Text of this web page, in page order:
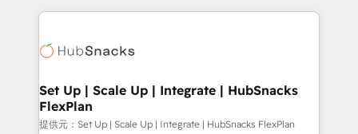
WooCommerce, BuilderTrend, and more Experience
the difference — reach out to see how AI + HubSpot
results)! In short, our services include: - HubSpot
HubSpot development: websites, custom modules,
marketing, advertising, campaigns, content and
design We connect people, data and technology to
improve customer experiences. With our bright
Set Up | Scale Up | Integrate | HubSnacks
FlexPlan
提供元：Set Up | Scale Up | Integrate | HubSnacks FlexPlan